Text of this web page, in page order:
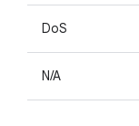
DoS
N/A